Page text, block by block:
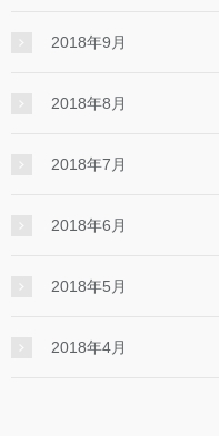
2018年9月
2018年8月
2018年7月
2018年6月
2018年5月
2018年4月